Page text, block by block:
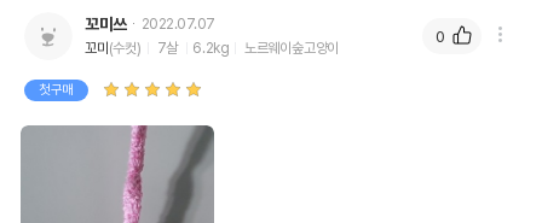
꼬미쓰
2022.07.07
꼬미 (수컷) 7살 6.2kg 노르웨이숲고양이
첫구매
0